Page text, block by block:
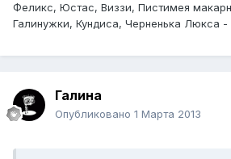
Феликс, Юстас, Виззи, Пистимея
Галинужки, Кундиса, Черненька Люкса -
Галина
Опубликовано 1 Марта 2013